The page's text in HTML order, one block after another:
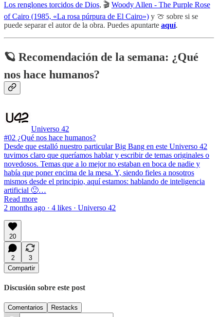
Los renglones torcidos de Dios, 🎬 Woody Allen - The Purple Rose
of Cairo (1985, «La rosa púrpura de El Cairo») y 🍈 sobre si se
puede separar el autor de la obra. Puedes apuntarte aquí.
🪐 Recomendación de la semana: ¿Qué
nos hace humanos?
Universo 42
#02 ¿Qué nos hace humanos?
Desde que estalló nuestro particular Big Bang en este Universo 42
tuvimos claro que queríamos hablar y escribir de temas originales o
novedosos. Temas que a lo mejor no estaban en boca de nadie y
había que poner encima de la mesa. Y, siendo fieles a nosotros
mismos desde el principio, aquí estamos: hablando de inteligencia
artificial 🙂…
Read more
2 months ago · 4 likes · Universo 42
20
2
3
Compartir
Discusión sobre este post
Comentarios Restacks